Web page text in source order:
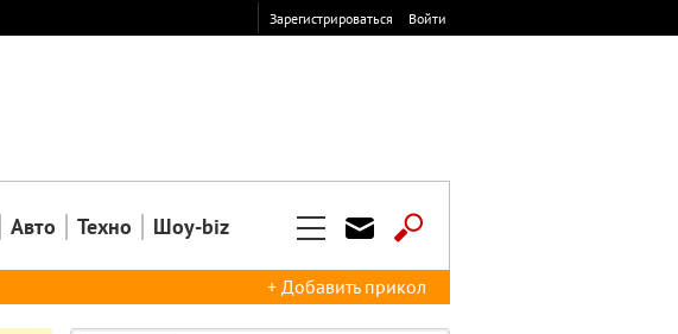
Зарегистрироваться Войти
Авто Техно Шоу-biz
+ Добавить прикол